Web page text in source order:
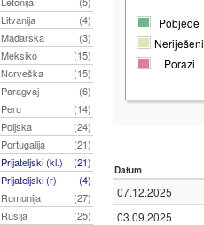
Litvanija
(4)
Mađarska
(3)
Meksiko
(15)
Norveška
(15)
Paragvaj
(6)
Peru
(14)
Poljska
(24)
Portugalija
(21)
Prijateljski (kl.)
(21)
Prijateljski (r)
(4)
Rumunija
(27)
Rusija
(25)
Pobjede
Neriješeni
Porazi
Datum
07.12.2025
03.09.2025